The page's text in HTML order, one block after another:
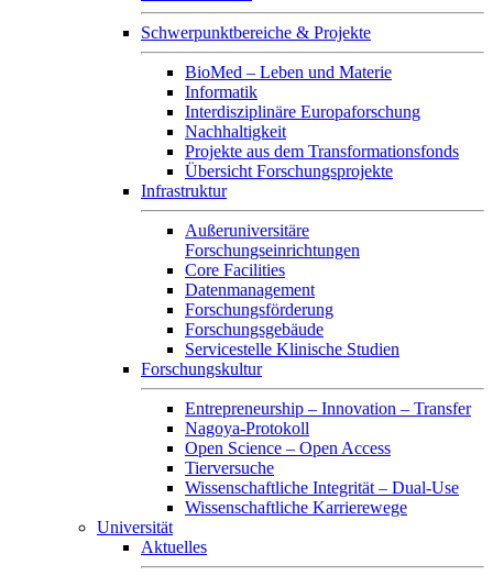
Schwerpunktbereiche & Projekte
BioMed – Leben und Materie
Informatik
Interdisziplinäre Europaforschung
Nachhaltigkeit
Projekte aus dem Transformationsfonds
Übersicht Forschungsprojekte
Infrastruktur
Außeruniversitäre
Forschungseinrichtungen
Core Facilities
Datenmanagement
Forschungsförderung
Forschungsgebäude
Servicestelle Klinische Studien
Forschungskultur
Entrepreneurship – Innovation – Transfer
Nagoya-Protokoll
Open Science – Open Access
Tierversuche
Wissenschaftliche Integrität – Dual-Use
Wissenschaftliche Karrierewege
Universität
Aktuelles